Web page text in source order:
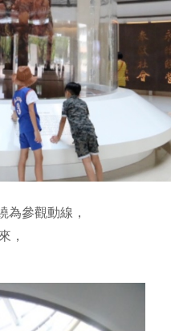
為參觀動線，
，